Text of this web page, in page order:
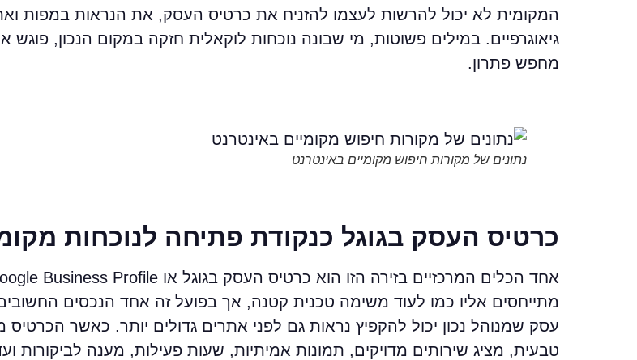
המקומית לא יכול להרשות לעצמו להזניח את כרטיס העסק, את הנראות במפות
גיאוגרפיים. במילים פשוטות, מי שבונה נוכחות לוקאלית חזקה במקום הנכון,
מחפש פתרון.
נתונים של מקורות חיפוש מקומיים באינטרנט
כרטיס העסק בגוגל כנקודת פתיחה לנוכחות
מתייחסים אליו כמו לעוד משימה טכנית קטנה, אך בפועל זה אחד הנכסים
עסק שמנוהל נכון יכול להקפיץ נראות גם לפני אתרים גדולים יותר. כאשר הכרטיס
טבעית, מציג שירותים מדויקים, תמונות אמיתיות, שעות פעילות, מענה לביקורות